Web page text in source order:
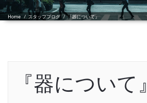
Home / スタッフブログ /『器について』
『器について』